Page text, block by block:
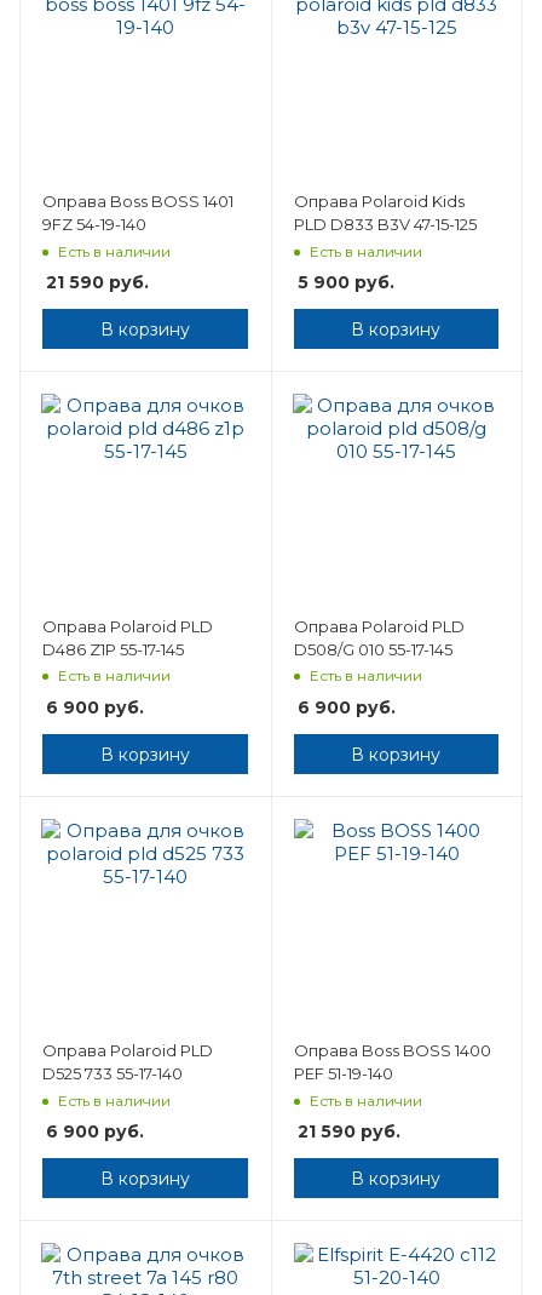
Оправа Boss BOSS 1401
9FZ 54-19-140
Есть в наличии
21 590 руб.
В корзину
Оправа Polaroid Kids
PLD D833 B3V 47-15-125
Есть в наличии
5 900руб.
В корзину
Оправа Polaroid PLD
D486 Z1P 55-17-145
Есть в наличии
6 900 руб.
В корзину
Оправа Polaroid PLD
D508/G 010 55-17-145
Есть в наличии
6 900руб.
В корзину
Оправа Polaroid PLD
D525 733 55-17-140
Есть в наличии
6 900 руб.
В корзину
Оправа Boss BOSS 1400
PEF 51-19-140
Есть в наличии
21 590руб.
В корзину